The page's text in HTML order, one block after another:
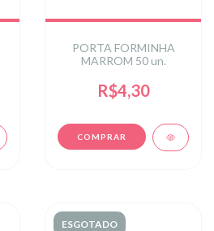
PORTA FORMINHA
MARROM 50 un.
R$4,30
ESGOTADO